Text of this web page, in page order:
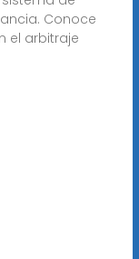
Conoce
el arbitraje